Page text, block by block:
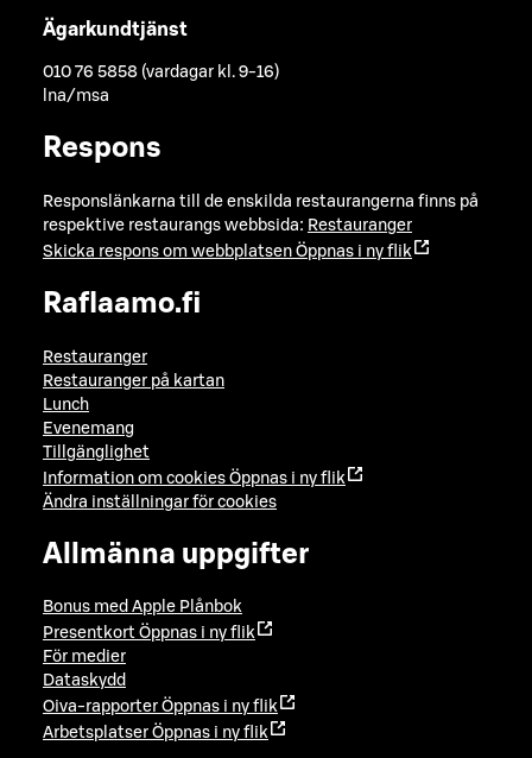
Ägarkundtjänst
010 76 5858 (vardagar kl. 9-16)
lna/msa
Respons
Responslänkarna till de enskilda restaurangerna finns på
respektive restaurangs webbsida: Restauranger
Skicka respons om webbplatsen Öppnas i ny flik
Raflaamo.fi
Restauranger
Restauranger på kartan
Lunch
Evenemang
Tillgänglighet
Information om cookies Öppnas i ny flik
Ändra inställningar för cookies
Allmänna uppgifter
Bonus med Apple Plånbok
Presentkort Öppnas i ny flik
För medier
Dataskydd
Oiva-rapporter Öppnas i ny flik
Arbetsplatser Öppnas i ny flik